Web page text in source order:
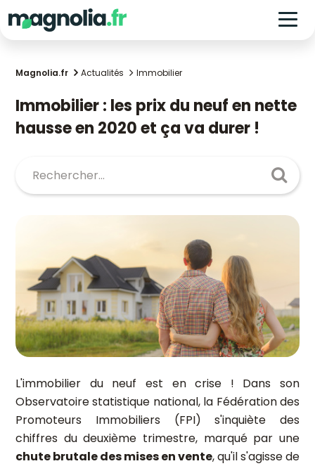
Magnolia.fr Actualités Immobilier
Immobilier : les prix du neuf en nette
hausse en 2020 et ça va durer !
L'immobilier du neuf est en crise ! Dans son
Observatoire statistique national, la Fédération des
Promoteurs Immobiliers (FPI) s'inquiète des
chiffres du deuxième trimestre, marqué par une
chute brutale des mises en vente, qu'il s'agisse de